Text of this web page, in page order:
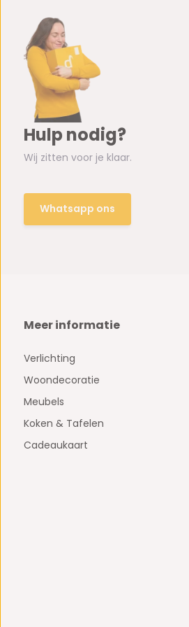
Hulp nodig?
Wij zitten voor je klaar.
Whatsapp ons
Meer informatie
Verlichting
Woondecoratie
Meubels
Koken & Tafelen
Cadeaukaart